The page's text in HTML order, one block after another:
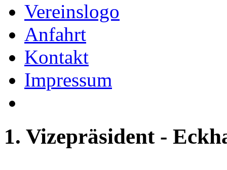
Vereinslogo
Anfahrt
Kontakt
Impressum
1. Vizepräsident -